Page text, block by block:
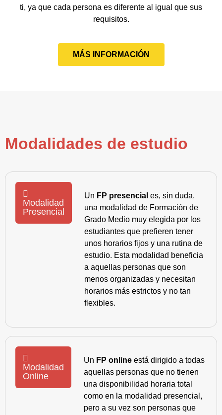
ti, ya que cada persona es diferente al igual que sus
requisitos.
MÁS INFORMACIÓN
Modalidades de estudio
Modalidad
Presencial
Un FP presencial es, sin duda,
una modalidad de Formación de
Grado Medio muy elegida por los
estudiantes que prefieren tener
unos horarios fijos y una rutina de
estudio. Esta modalidad beneficia
a aquellas personas que son
menos organizadas y necesitan
horarios más estrictos y no tan
flexibles.
Modalidad
Online
Un FP online está dirigido a todas
aquellas personas que no tienen
una disponibilidad horaria total
como en la modalidad presencial,
pero a su vez son personas que